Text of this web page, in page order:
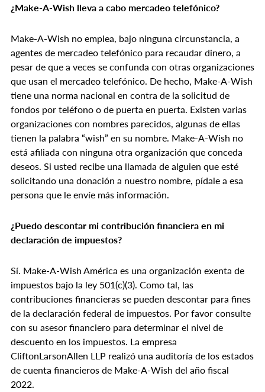
¿Make-A-Wish lleva a cabo mercadeo telefónico?
Make-A-Wish no emplea, bajo ninguna circunstancia, a
agentes de mercadeo telefónico para recaudar dinero, a
pesar de que a veces se confunda con otras organizaciones
que usan el mercadeo telefónico. De hecho, Make-A-Wish
tiene una norma nacional en contra de la solicitud de
fondos por teléfono o de puerta en puerta. Existen varias
organizaciones con nombres parecidos, algunas de ellas
tienen la palabra “wish” en su nombre. Make-A-Wish no
está afiliada con ninguna otra organización que conceda
deseos. Si usted recibe una llamada de alguien que esté
solicitando una donación a nuestro nombre, pídale a esa
persona que le envíe más información.
¿Puedo descontar mi contribución financiera en mi
declaración de impuestos?
Sí. Make-A-Wish América es una organización exenta de
impuestos bajo la ley 501(c)(3). Como tal, las
contribuciones financieras se pueden descontar para fines
de la declaración federal de impuestos. Por favor consulte
con su asesor financiero para determinar el nivel de
descuento en los impuestos. La empresa
CliftonLarsonAllen LLP realizó una auditoría de los estados
de cuenta financieros de Make-A-Wish del año fiscal
2022.